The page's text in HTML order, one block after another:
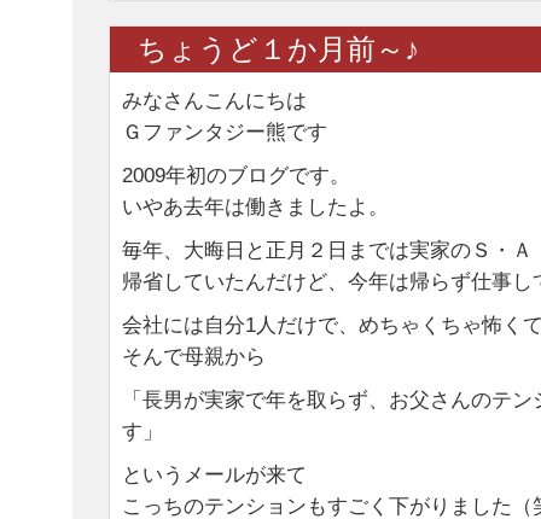
ちょうど１か月前～♪
みなさんこんにちは
Ｇファンタジー熊です
2009年初のブログです。
いやあ去年は働きましたよ。
毎年、大晦日と正月２日までは実家のＳ・Ａ
帰省していたんだけど、今年は帰らず仕事し
会社には自分1人だけで、めちゃくちゃ怖く
そんで母親から
「長男が実家で年を取らず、お父さんのテ
す」
というメールが来て
こっちのテンションもすごく下がりました（